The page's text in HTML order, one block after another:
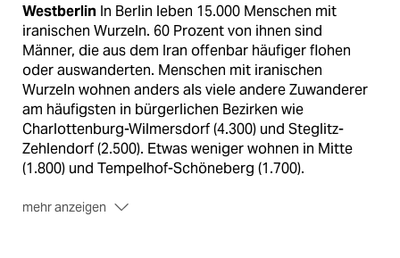
Westberlin In Berlin leben 15.000 Menschen mit
iranischen Wurzeln. 60 Prozent von ihnen sind
Männer, die aus dem Iran offenbar häufiger flohen
oder auswanderten. Menschen mit iranischen
Wurzeln wohnen anders als viele andere Zuwanderer
am häufigsten in bürgerlichen Bezirken wie
Charlottenburg-Wilmersdorf (4.300) und Steglitz-
Zehlendorf (2.500). Etwas weniger wohnen in Mitte
(1.800) und Tempelhof-Schöneberg (1.700).
mehr anzeigen